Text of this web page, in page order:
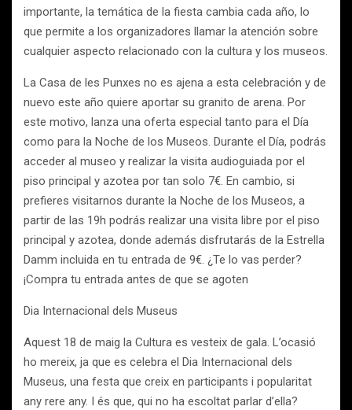
importante, la temática de la fiesta cambia cada año, lo
que permite a los organizadores llamar la atención sobre
cualquier aspecto relacionado con la cultura y los museos.
La Casa de les Punxes no es ajena a esta celebración y de
nuevo este año quiere aportar su granito de arena. Por
este motivo, lanza una oferta especial tanto para el Día
como para la Noche de los Museos. Durante el Día, podrás
acceder al museo y realizar la visita audioguiada por el
piso principal y azotea por tan solo 7€. En cambio, si
prefieres visitarnos durante la Noche de los Museos, a
partir de las 19h podrás realizar una visita libre por el piso
principal y azotea, donde además disfrutarás de la Estrella
Damm incluida en tu entrada de 9€. ¿Te lo vas perder?
¡Compra tu entrada antes de que se agoten
Dia Internacional dels Museus
Aquest 18 de maig la Cultura es vesteix de gala. L’ocasió
ho mereix, ja que es celebra el Dia Internacional dels
Museus, una festa que creix en participants i popularitat
any rere any. I és que, qui no ha escoltat parlar d’ella?